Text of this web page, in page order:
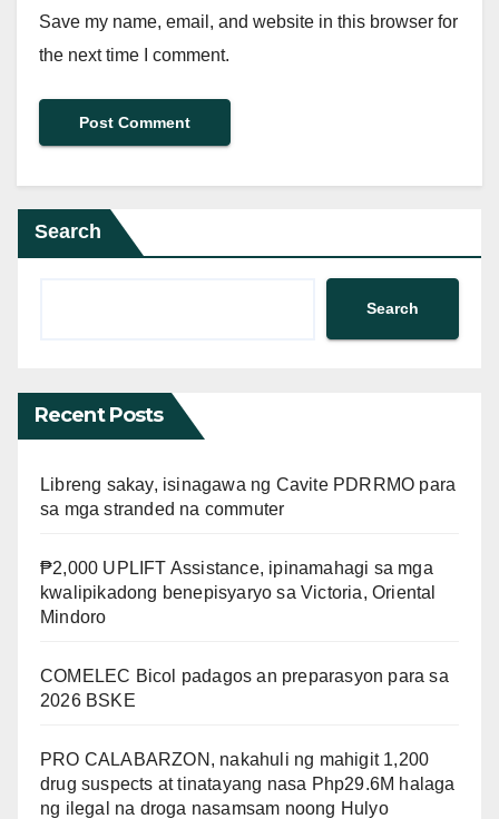
Save my name, email, and website in this browser for
the next time I comment.
Search
Search
Recent Posts
Libreng sakay, isinagawa ng Cavite PDRRMO para
sa mga stranded na commuter
₱2,000 UPLIFT Assistance, ipinamahagi sa mga
kwalipikadong benepisyaryo sa Victoria, Oriental
Mindoro
COMELEC Bicol padagos an preparasyon para sa
2026 BSKE
PRO CALABARZON, nakahuli ng mahigit 1,200
drug suspects at tinatayang nasa Php29.6M halaga
ng ilegal na droga nasamsam noong Hulyo